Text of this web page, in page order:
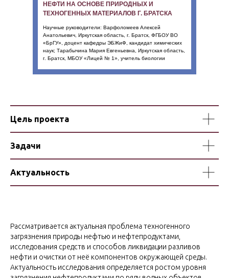
НЕФТИ НА ОСНОВЕ ПРИРОДНЫХ И
ТЕХНОГЕННЫХ МАТЕРИАЛОВ Г. БРАТСКА
Научные руководители: Варфоломеев Алексей
Анатольевич, Иркутская область, г. Братск, ФГБОУ ВО
«БрГУ», доцент кафедры ЭБЖиФ, кандидат химических
наук; Тарабычина Мария Евгеньевна, Иркутская область,
г. Братск, МБОУ «Лицей № 1», учитель биологии
Цель проекта
Задачи
Актуальность
Рассматривается актуальная проблема техногенного
загрязнения природы нефтью и нефтепродуктами,
исследования средств и способов ликвидации разливов
нефти и очистки от неё компонентов окружающей среды.
Актуальность исследования определяется ростом уровня